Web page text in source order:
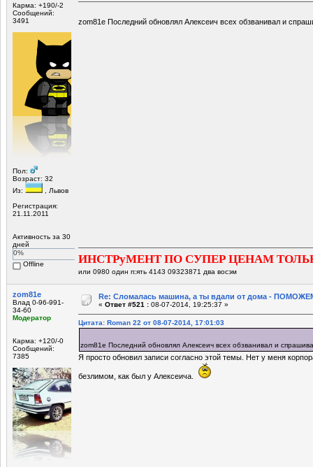
Карма: +190/-2
Сообщений:
3491
Пол:
Возраст: 32
Из:
, Львов
Регистрация:
21.11.2011
Активность за 30
дней
0%
Offline
zom81e Последний обновлял Алексеич всех обзванивал и
ИНСТРуМЕНТ ПО СУПЕР ЦЕНАМ
или 0980 один п:ять 4143 09323871 два восэм
zom81e
Влад 0-96-991-
34-60
Модератор
Карма: +120/-0
Сообщений:
7385
Re: Сломалась машина, а ты вдали от дома -
« Ответ #521 : 08-07-2014, 19:25:37 »
Цитата: Roman 22 от 08-07-2014, 17:01:03
zom81e Последний обновлял Алексеич всех обзванивал и
Я просто обновил записи согласно этой темы. Нет у меня
безлимом, как был у Алексеича.